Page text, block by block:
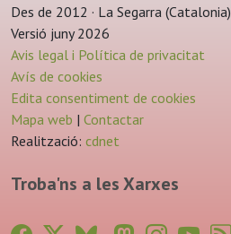
Des de 2012 · La Segarra (Catalonia)
Versió juny 2026
Avis legal i Política de privacitat
Avís de cookies
Edita consentiment de cookies
Mapa web | Contactar
Realització: cdnet
Troba'ns a les Xarxes